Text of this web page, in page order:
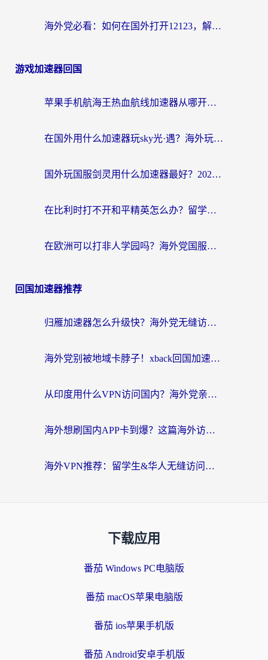
海外党必看：如何在国外打开12123，解决小程序登录难题
游戏加速器回国
苹果手机航海王热血航线加速器从哪开启？海外玩家国服畅玩全攻略
在国外用什么加速器玩sky光·遇？海外玩家国服畅玩终极指南（附魔兽世界狂暴传奇解决方案）
国外玩国服剑灵用什么加速器最好？2026海外玩家亲测指南（附魔兽世界怀旧服精灵之境加速技巧）
在比利时打不开和平精英怎么办？留学生亲测有效的国服游戏加速方案
在欧洲可以打非人学园吗？海外党国服游戏不卡顿的终极指南
回国加速器推荐
归雁加速器怎么升级快？海外党无缝访问国内资源的全攻略（附免费VPN推荐Dcard热门款）
海外党别被地域卡脖子！xback回国加速器选择全攻略，轻松刷剧玩国服
从印度用什么VPN访问国内？海外党亲测的无缝回国上网指南
海外想刷国内APP卡到爆？这篇海外访问国内服务器加速指南帮你解决所有问题
海外VPN推荐：留学生&华人无缝访问国内资源的避坑指南
下载应用
番茄 Windows PC电脑版
番茄 macOS苹果电脑版
番茄 ios苹果手机版
番茄 Android安卓手机版